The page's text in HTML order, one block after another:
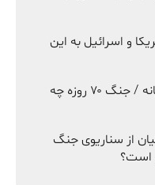
و اسرائیل به این
برندگان پنهان جنگ خاورمیانه / جنگ ۷۰ روزه چه
از سناریوی جنگ
است؟